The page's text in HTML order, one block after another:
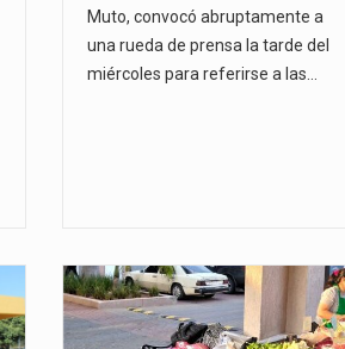
Muto, convocó abruptamente a
una rueda de prensa la tarde del
miércoles para referirse a las…